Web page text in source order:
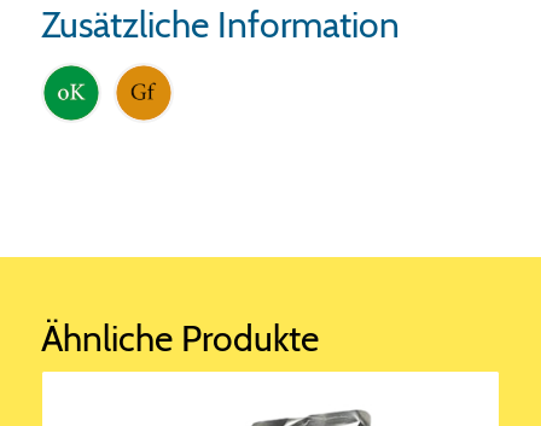
Zusätzliche Information
Ähnliche Produkte